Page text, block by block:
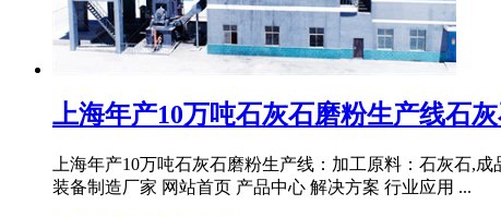
上海年产10万吨石灰石磨粉生产线石
上海年产10万吨石灰石磨粉生产线：加工原料：石灰石,
装备制造厂家 网站首页 产品中心 解决方案 行业应用 ...